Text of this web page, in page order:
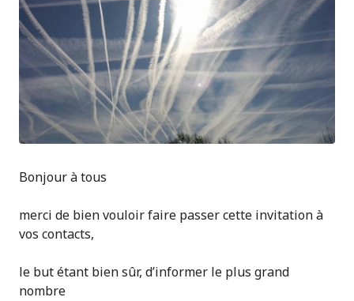
Bonjour à tous
merci de bien vouloir faire passer cette invitation à
vos contacts,
le but étant bien sûr, d’informer le plus grand
nombre